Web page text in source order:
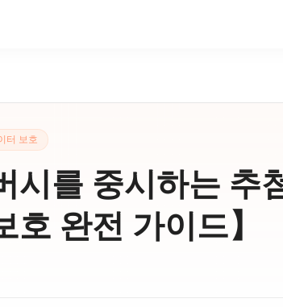
터 보호
시를 중시하는 추
완전 가이드】